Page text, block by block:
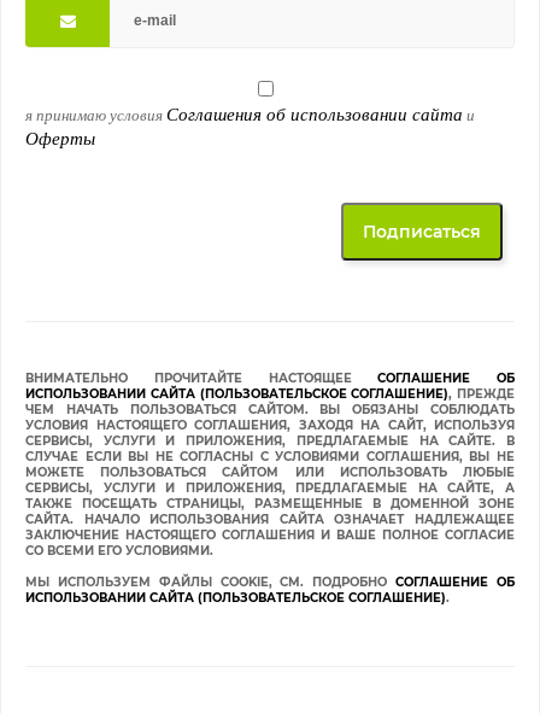
я принимаю условияСоглашения об использовании сайта и
Оферты
ВНИМАТЕЛЬНО ПРОЧИТАЙТЕ НАСТОЯЩЕЕСОГЛАШЕНИЕ ОБ
ИСПОЛЬЗОВАНИИ САЙТА (ПОЛЬЗОВАТЕЛЬСКОЕ СОГЛАШЕНИЕ), ПРЕЖДЕ
ЧЕМ НАЧАТЬ ПОЛЬЗОВАТЬСЯ САЙТОМ. ВЫ ОБЯЗАНЫ СОБЛЮДАТЬ
УСЛОВИЯ НАСТОЯЩЕГО СОГЛАШЕНИЯ, ЗАХОДЯ НА САЙТ, ИСПОЛЬЗУЯ
СЕРВИСЫ, УСЛУГИ И ПРИЛОЖЕНИЯ, ПРЕДЛАГАЕМЫЕ НА САЙТЕ. В
СЛУЧАЕ ЕСЛИ ВЫ НЕ СОГЛАСНЫ С УСЛОВИЯМИ СОГЛАШЕНИЯ, ВЫ НЕ
МОЖЕТЕ ПОЛЬЗОВАТЬСЯ САЙТОМ ИЛИ ИСПОЛЬЗОВАТЬ ЛЮБЫЕ
СЕРВИСЫ, УСЛУГИ И ПРИЛОЖЕНИЯ, ПРЕДЛАГАЕМЫЕ НА САЙТЕ, А
ТАКЖЕ ПОСЕЩАТЬ СТРАНИЦЫ, РАЗМЕЩЕННЫЕ В ДОМЕННОЙ ЗОНЕ
САЙТА. НАЧАЛО ИСПОЛЬЗОВАНИЯ САЙТА ОЗНАЧАЕТ НАДЛЕЖАЩЕЕ
ЗАКЛЮЧЕНИЕ НАСТОЯЩЕГО СОГЛАШЕНИЯ И ВАШЕ ПОЛНОЕ СОГЛАСИЕ
СО ВСЕМИ ЕГО УСЛОВИЯМИ.
МЫ ИСПОЛЬЗУЕМ ФАЙЛЫ COOKIE, СМ. ПОДРОБНОСОГЛАШЕНИЕ ОБ
ИСПОЛЬЗОВАНИИ САЙТА (ПОЛЬЗОВАТЕЛЬСКОЕ СОГЛАШЕНИЕ).